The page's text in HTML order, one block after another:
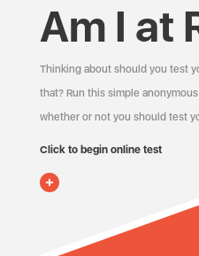
Am I at
Thinking about should you test
that? Run this simple
whether or not you should test
Click to begin online test